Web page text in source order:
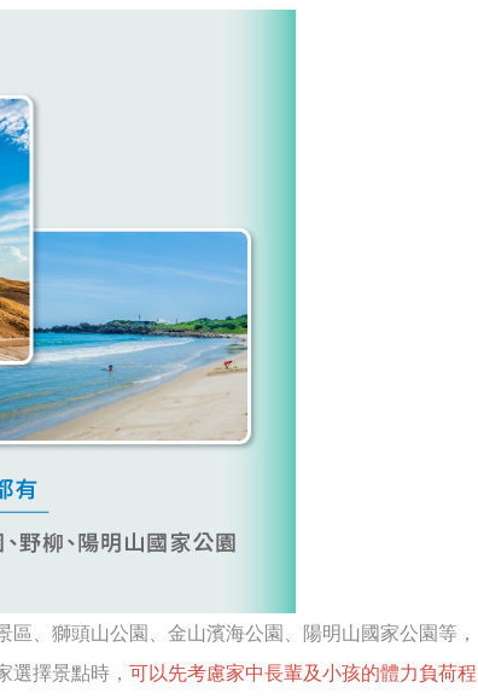
、獅頭山公園、金山濱海公園、陽明山國家公園等，
選擇景點時， 可以先考慮家中長輩及小孩的體力負荷程